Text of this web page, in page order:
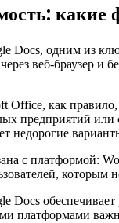
одним из
веб-браузер и
Office, как
предприятий или
недорогие
с платформой:
которым
Docs
важно